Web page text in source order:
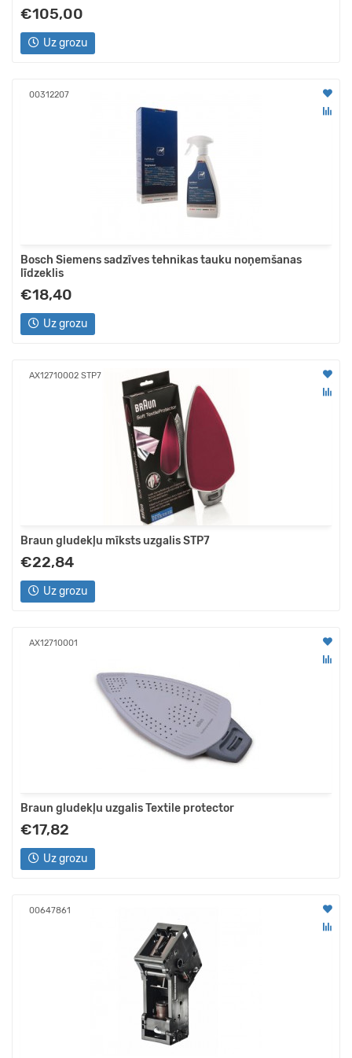
€105,00
Uz grozu
00312207
Bosch Siemens sadzīves tehnikas tauku noņemšanas
līdzeklis
€18,40
Uz grozu
AX12710002 STP7
Braun gludekļu mīksts uzgalis STP7
€22,84
Uz grozu
AX12710001
Braun gludekļu uzgalis Textile protector
€17,82
Uz grozu
00647861